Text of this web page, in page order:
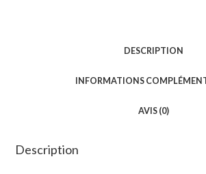
DESCRIPTION
INFORMATIONS
AVIS (0)
Description